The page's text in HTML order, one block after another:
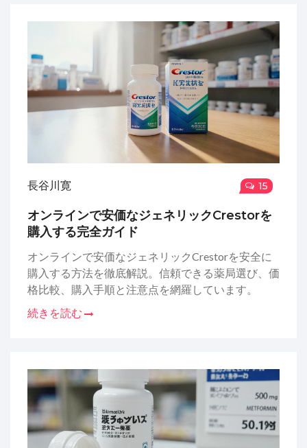
長谷川寛 15
オンラインで安価なジェネリックCrestorを
購入する完全ガイド
オンラインで安価なジェネリックCrestorを安全に
購入する方法を徹底解説。信頼できる薬局選び、価
格比較、購入手順と注意点を網羅しています。
続きを読む